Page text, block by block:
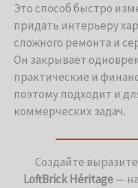
Это способ быстро
придать интерьеру
сложного ремонта и
Он закрывает
практические и
поэтому подходит и
коммерческих задач.
Создайте
LoftBrickHéritage—